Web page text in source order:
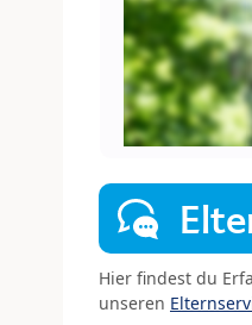
Hier findest du
unseren